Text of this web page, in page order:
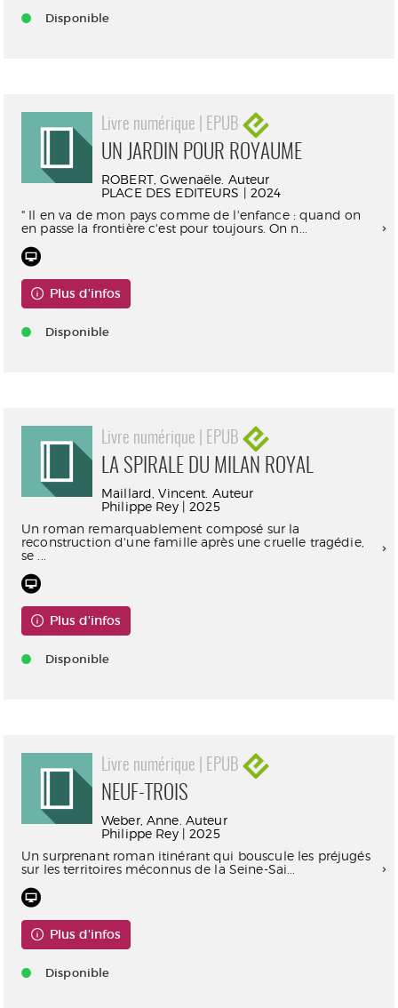
Disponible
Livre numérique | EPUB
UN JARDIN POUR ROYAUME
ROBERT, Gwenaële. Auteur
PLACE DES EDITEURS | 2024
" Il en va de mon pays comme de l'enfance : quand on
en passe la frontière c'est pour toujours. On n...
Plus d'infos
Disponible
Livre numérique | EPUB
LA SPIRALE DU MILAN ROYAL
Maillard, Vincent. Auteur
Philippe Rey | 2025
Un roman remarquablement composé sur la
reconstruction d'une famille après une cruelle tragédie,
se ...
Plus d'infos
Disponible
Livre numérique | EPUB
NEUF-TROIS
Weber, Anne. Auteur
Philippe Rey | 2025
Un surprenant roman itinérant qui bouscule les préjugés
sur les territoires méconnus de la Seine-Sai...
Plus d'infos
Disponible